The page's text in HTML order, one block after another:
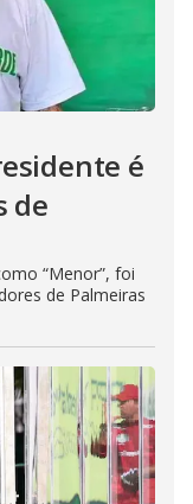
é
de
“Menor”, foi
de Palmeiras